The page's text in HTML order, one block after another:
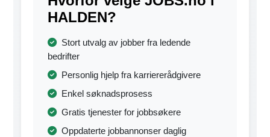
HALDEN?
Stort utvalg av jobber fra ledende
bedrifter
Personlig hjelp fra karriererådgivere
Enkel søknadsprosess
Gratis tjenester for jobbsøkere
Oppdaterte jobbannonser daglig